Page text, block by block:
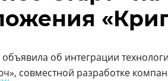
объявила об интеграции
», совместной разработке